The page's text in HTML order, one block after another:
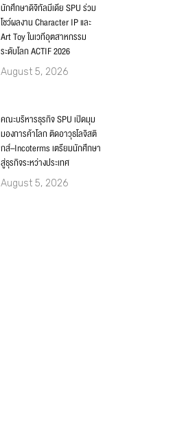
นักศึกษาดิจิทัลมีเดีย SPU ร่วม
โชว์ผลงาน Character IP และ
Art Toy ในเวทีอุตสาหกรรม
ระดับโลก ACTIF 2026
August 5, 2026
คณะบริหารธุรกิจ SPU เปิดมุม
มองการค้าโลก ติดอาวุธโลจิสติ
กส์–Incoterms เตรียมนักศึกษา
สู่ธุรกิจระหว่างประเทศ
August 5, 2026